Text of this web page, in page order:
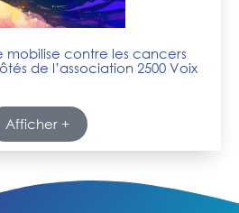
mobilise contre les cancers
de l’association 2500 Voix
Afficher +